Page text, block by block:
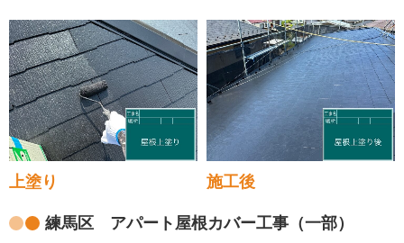
上塗り 施工後
練馬区 アパート屋根カバー工事（一部）